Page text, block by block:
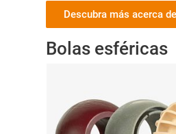
Descubra más acerca
Bolas esféricas